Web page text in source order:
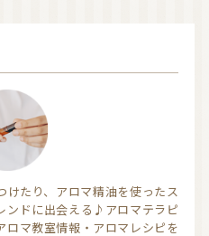
ンドに出会える♪アロマテラピ
ロマ教室情報・アロマレシピを